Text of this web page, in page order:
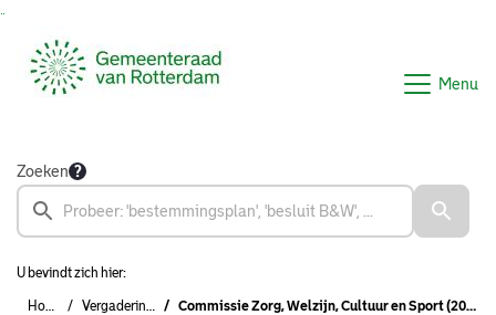
Menu
Zoeken
U bevindt zich hier:
Home Vergaderingen Commissie Zorg, Welzijn, Cultuur en Sport (2022 - 2026)